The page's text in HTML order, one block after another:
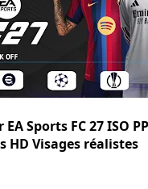
Sports FC 27 ISO
HD Visages réalistes